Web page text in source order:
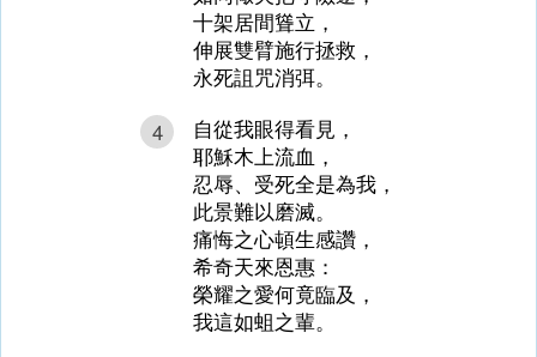
十架居間聳立，
伸展雙臂施行拯救，
永死詛咒消弭。
4
自從我眼得看見，
耶穌木上流血，
忍辱、受死全是為我，
此景難以磨滅。
痛悔之心頓生感讚，
希奇天來恩惠：
榮耀之愛何竟臨及，
我這如蛆之輩。